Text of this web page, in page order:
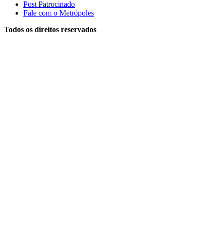
Post Patrocinado
Fale com o Metrópoles
Todos os direitos reservados